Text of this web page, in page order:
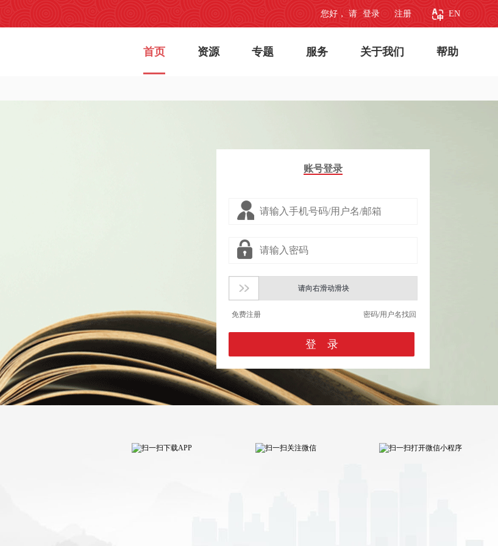
您好， 请 登录 注册 EN
首页 资源 专题 服务 关于我们 帮助
账号登录
请向右滑动滑块
请向右滑动滑块
免费注册 密码/用户名找回
登 录